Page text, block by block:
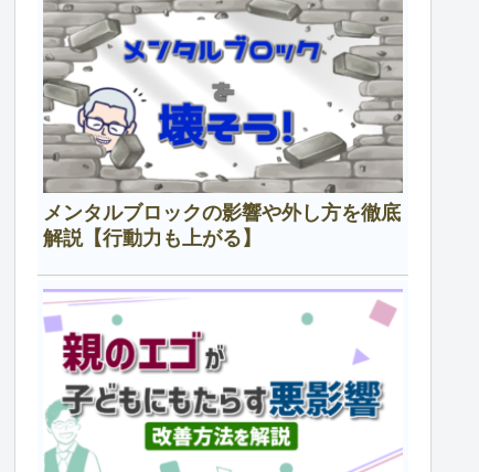
メンタルブロックの影響や外し方を徹底
解説【行動力も上がる】